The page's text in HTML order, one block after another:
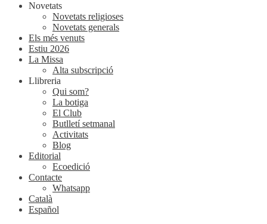
Novetats
Novetats religioses
Novetats generals
Els més venuts
Estiu 2026
La Missa
Alta subscripció
Llibreria
Qui som?
La botiga
El Club
Butlletí setmanal
Activitats
Blog
Editorial
Ecoedició
Contacte
Whatsapp
Català
Español